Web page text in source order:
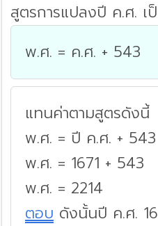
สูตรการแปลงปี ค.ศ. เ
พ.ศ. = ค.ศ. + 543
แทนค่าตามสูตรดังนี้
พ.ศ. = ปี ค.ศ. + 543
พ.ศ. = 1671 + 543
พ.ศ. = 2214
ตอบ ดังนั้นปี ค.ศ.